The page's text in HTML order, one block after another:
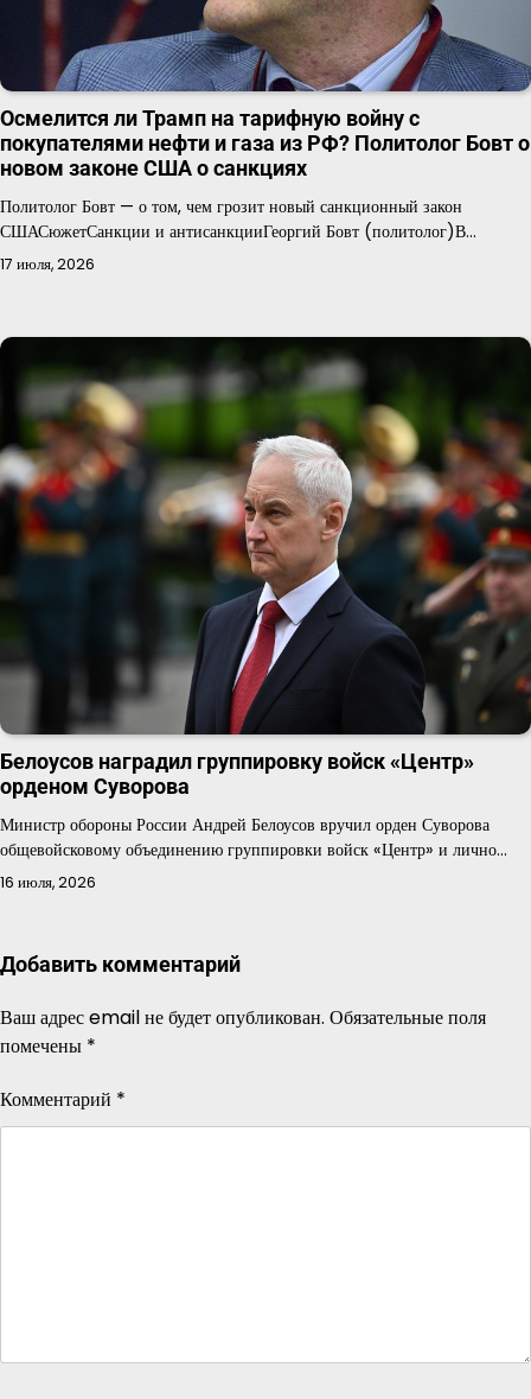
Осмелится ли Трамп на тарифную войну с
покупателями нефти и газа из РФ? Политолог Бовт о
новом законе США о санкциях
Политолог Бовт — о том, чем грозит новый санкционный закон
СШАСюжетСанкции и антисанкцииГеоргий Бовт (политолог)В…
17 июля, 2026
Белоусов наградил группировку войск «Центр»
орденом Суворова
Министр обороны России Андрей Белоусов вручил орден Суворова
общевойсковому объединению группировки войск «Центр» и лично…
16 июля, 2026
Добавить комментарий
Ваш адрес email не будет опубликован. Обязательные поля
помечены *
Комментарий *